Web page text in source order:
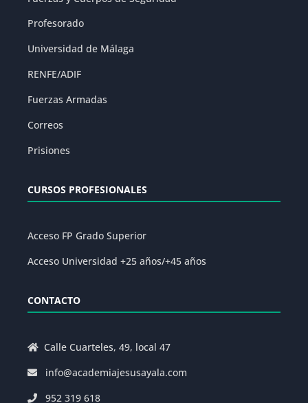
Profesorado
Universidad de Málaga
RENFE/ADIF
Fuerzas Armadas
Correos
Prisiones
CURSOS PROFESIONALES
Acceso FP Grado Superior
Acceso Universidad +25 años/+45 años
CONTACTO
Calle Cuarteles, 49, local 47
info@academiajesusayala.com
952 319 618